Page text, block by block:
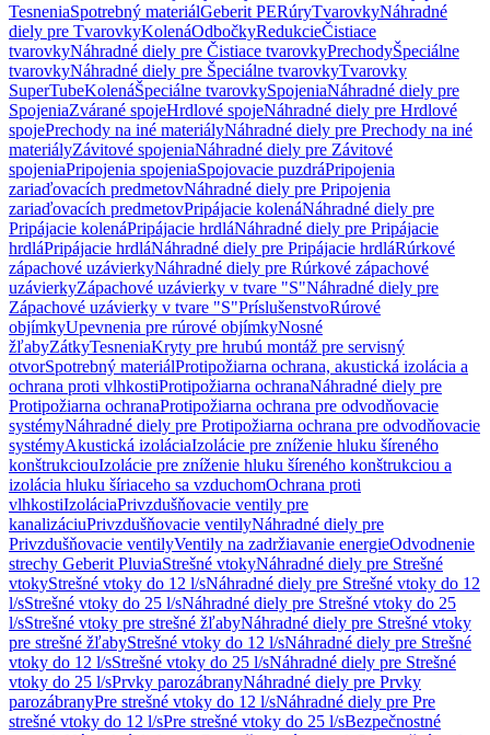
TesneniaSpotrebný materiálGeberit PERúryTvarovkyNáhradné
diely pre TvarovkyKolenáOdbočkyRedukcieČistiace
tvarovkyNáhradné diely pre Čistiace tvarovkyPrechodyŠpeciálne
tvarovkyNáhradné diely pre Špeciálne tvarovkyTvarovky
SuperTubeKolenáŠpeciálne tvarovkySpojeniaNáhradné diely pre
SpojeniaZvárané spojeHrdlové spojeNáhradné diely pre Hrdlové
spojePrechody na iné materiályNáhradné diely pre Prechody na iné
materiályZávitové spojeniaNáhradné diely pre Závitové
spojeniaPripojenia spojeniaSpojovacie puzdráPripojenia
zariaďovacích predmetovNáhradné diely pre Pripojenia
zariaďovacích predmetovPripájacie kolenáNáhradné diely pre
Pripájacie kolenáPripájacie hrdláNáhradné diely pre Pripájacie
hrdláPripájacie hrdláNáhradné diely pre Pripájacie hrdláRúrkové
zápachové uzávierkyNáhradné diely pre Rúrkové zápachové
uzávierkyZápachové uzávierky v tvare "S"Náhradné diely pre
Zápachové uzávierky v tvare "S"PríslušenstvoRúrové
objímkyUpevnenia pre rúrové objímkyNosné
žľabyZátkyTesneniaKryty pre hrubú montáž pre servisný
otvorSpotrebný materiálProtipožiarna ochrana, akustická izolácia a
ochrana proti vlhkostiProtipožiarna ochranaNáhradné diely pre
Protipožiarna ochranaProtipožiarna ochrana pre odvodňovacie
systémyNáhradné diely pre Protipožiarna ochrana pre odvodňovacie
systémyAkustická izoláciaIzolácie pre zníženie hluku šíreného
konštrukciouIzolácie pre zníženie hluku šíreného konštrukciou a
izolácia hluku šíriaceho sa vzduchomOchrana proti
vlhkostiIzoláciaPrivzdušňovacie ventily pre
kanalizáciuPrivzdušňovacie ventilyNáhradné diely pre
Privzdušňovacie ventilyVentily na zadržiavanie energieOdvodnenie
strechy Geberit PluviaStrešné vtokyNáhradné diely pre Strešné
vtokyStrešné vtoky do 12 l/sNáhradné diely pre Strešné vtoky do 12
l/sStrešné vtoky do 25 l/sNáhradné diely pre Strešné vtoky do 25
l/sStrešné vtoky pre strešné žľabyNáhradné diely pre Strešné vtoky
pre strešné žľabyStrešné vtoky do 12 l/sNáhradné diely pre Strešné
vtoky do 12 l/sStrešné vtoky do 25 l/sNáhradné diely pre Strešné
vtoky do 25 l/sPrvky parozábranyNáhradné diely pre Prvky
parozábranyPre strešné vtoky do 12 l/sNáhradné diely pre Pre
strešné vtoky do 12 l/sPre strešné vtoky do 25 l/sBezpečnostné